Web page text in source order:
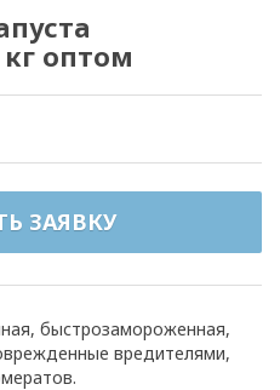
оптом
ЗАЯВКУ
быстрозамороженная,
вредителями,